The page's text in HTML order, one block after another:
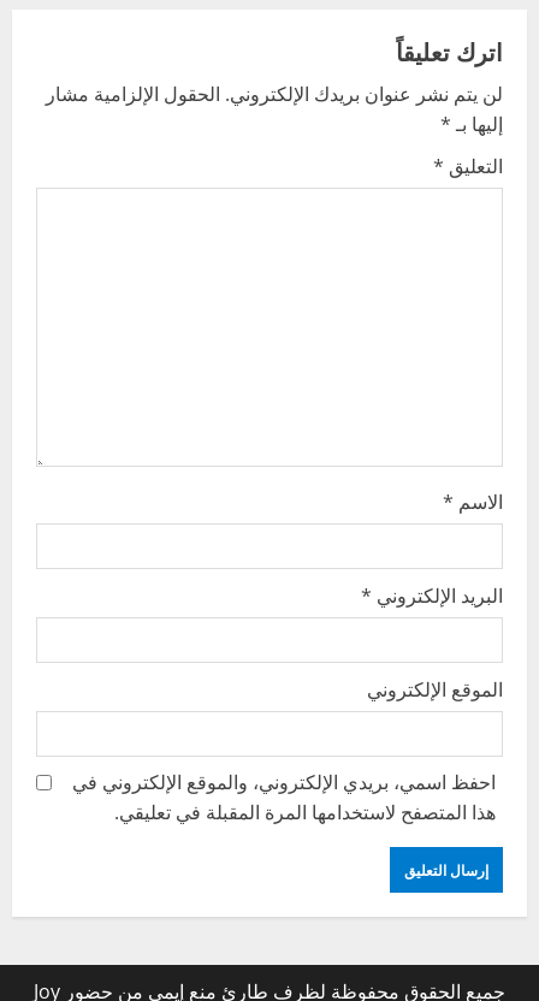
v
i
g
اترك تعليقاً
لن يتم نشر عنوان بريدك الإلكتروني. الحقول الإلزامية مشار
إليها بـ*
التعليق *
الاسم *
البريد الإلكتروني *
الموقع الإلكتروني
احفظ اسمي، بريدي الإلكتروني، والموقع الإلكتروني في
هذا المتصفح لاستخدامها المرة المقبلة في تعليقي.
جميع الحقوق محفوظة لظرف طارئ منع إيمي من حضور Joy